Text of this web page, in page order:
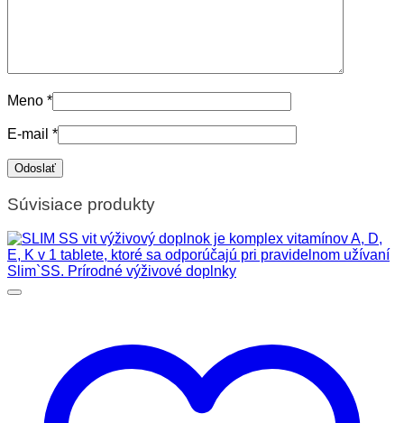
Meno *
E-mail *
Súvisiace produkty